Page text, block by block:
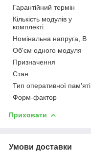
Гарантійний термін
Кількість модулів у
комплекті
Номінальна напруга, В
Об'єм одного модуля
Призначення
Стан
Тип оперативної пам'яті
Форм-фактор
Приховати
Умови доставки